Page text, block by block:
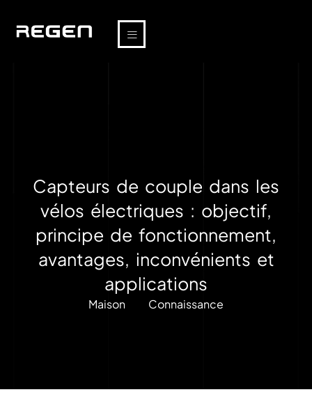
Capteurs de couple dans les
vélos électriques : objectif,
principe de fonctionnement,
avantages, inconvénients et
applications
Maison Connaissance